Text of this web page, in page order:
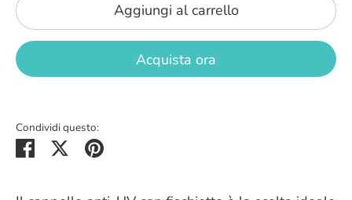
Aggiungi al carrello
Acquista ora
Condividi questo:
Condividere
TweeterPinnare